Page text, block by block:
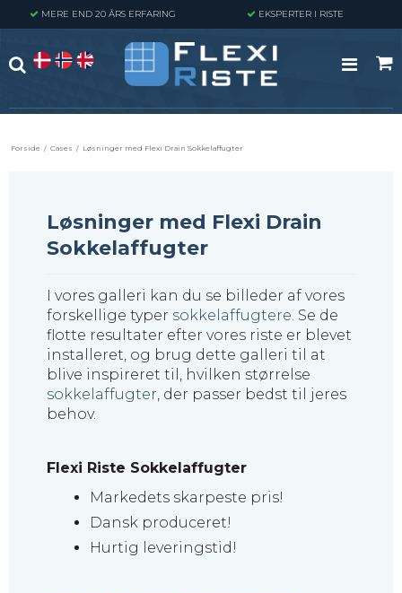
MERE END 20 ÅRS ERFARING EKSPERTER I RISTE
Forside / Cases / Løsninger med Flexi Drain Sokkelaffugter
Løsninger med Flexi Drain
Sokkelaffugter
I vores galleri kan du se billeder af vores
forskellige typer sokkelaffugtere. Se de
flotte resultater efter vores riste er blevet
installeret, og brug dette galleri til at
blive inspireret til, hvilken størrelse
sokkelaffugter, der passer bedst til jeres
behov.
Flexi Riste Sokkelaffugter
Markedets skarpeste pris!
Dansk produceret!
Hurtig leveringstid!